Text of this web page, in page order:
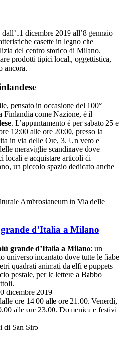
dall’11 dicembre 2019 all’8 gennaio
casette in legno che
del centro storico di Milano.
prodotti tipici locali, oggettistica,
ancora.
pensato in occasione del 100°
Finlandia come Nazione, è il
. L’appuntamento è per sabato 25 e
12:00 alle ore 20:00, presso la
in via delle Ore, 3. Un vero e
meraviglie scandinave dove
locali e acquistare articoli di
un piccolo spazio dedicato anche
Ambrosianeum in Via delle
d’Italia a Milano
grande d’Italia a Milano: un
universo incantato dove tutte le fiabe
quadrati animati da elfi e puppets
postale, per le lettere a Babbo
dicembre 2019
ore 14.00 alle ore 21.00. Venerdì,
alle ore 23.00. Domenica e festivi
di San Siro